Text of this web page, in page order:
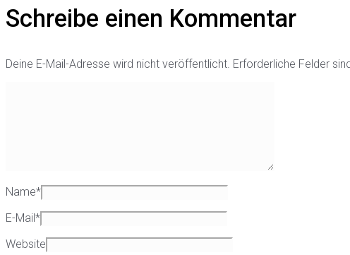
Schreibe einen Kommentar
Deine E-Mail-Adresse wird nicht veröffentlicht. Erforderliche Felder
Name*
E-Mail*
Website